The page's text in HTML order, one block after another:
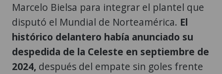
Marcelo Bielsa para integrar el plantel que
disputó el Mundial de Norteamérica. El
histórico delantero había anunciado su
despedida de la Celeste en septiembre de
2024, después del empate sin goles frente